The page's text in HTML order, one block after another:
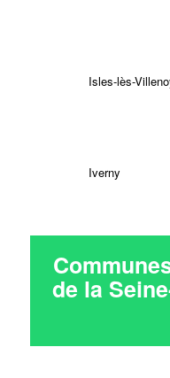
Isles-lès-
Iverny
de la